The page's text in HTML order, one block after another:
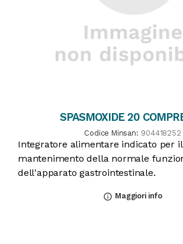
SPASMOXIDE 20
Codice Minsan: 904418252
Integratore alimentare indicato per il
mantenimento della normale
dell'apparato gastrointestinale.
info_outline Maggiori info